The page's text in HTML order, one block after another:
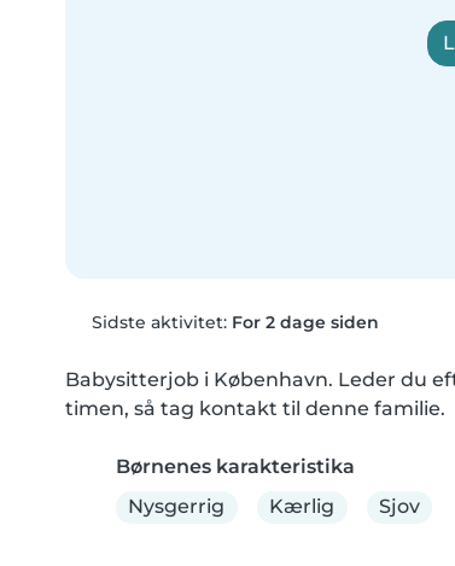
Sidste aktivitet: For 2 dage siden
Babysitterjob i København. Leder du
timen, så tag kontakt til denne familie.
Børnenes karakteristika
Nysgerrig
Kærlig Sjov